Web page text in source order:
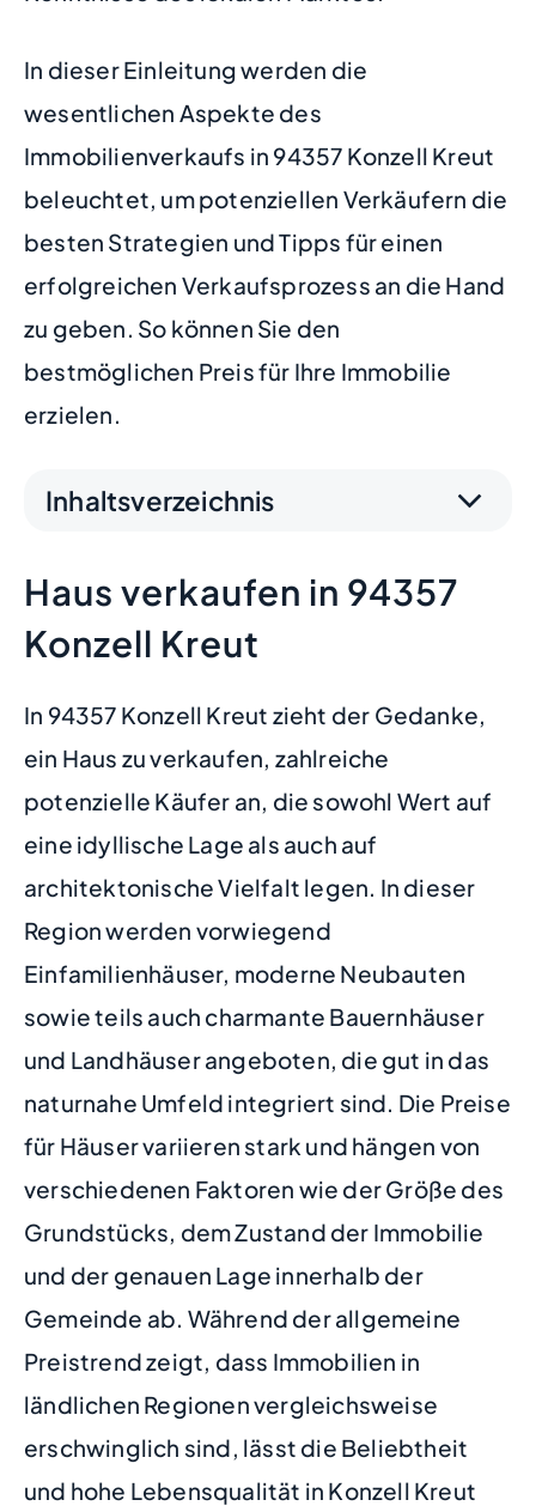
In dieser Einleitung werden die
wesentlichen Aspekte des
Immobilienverkaufs in 94357 Konzell Kreut
beleuchtet, um potenziellen Verkäufern die
besten Strategien und Tipps für einen
erfolgreichen Verkaufsprozess an die Hand
zu geben. So können Sie den
bestmöglichen Preis für Ihre Immobilie
erzielen.
Inhaltsverzeichnis
Haus verkaufen in 94357
Konzell Kreut
In 94357 Konzell Kreut zieht der Gedanke,
ein Haus zu verkaufen, zahlreiche
potenzielle Käufer an, die sowohl Wert auf
eine idyllische Lage als auch auf
architektonische Vielfalt legen. In dieser
Region werden vorwiegend
Einfamilienhäuser, moderne Neubauten
sowie teils auch charmante Bauernhäuser
und Landhäuser angeboten, die gut in das
naturnahe Umfeld integriert sind. Die Preise
für Häuser variieren stark und hängen von
verschiedenen Faktoren wie der Größe des
Grundstücks, dem Zustand der Immobilie
und der genauen Lage innerhalb der
Gemeinde ab. Während der allgemeine
Preistrend zeigt, dass Immobilien in
ländlichen Regionen vergleichsweise
erschwinglich sind, lässt die Beliebtheit
und hohe Lebensqualität in Konzell Kreut